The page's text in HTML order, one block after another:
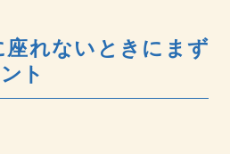
座れないときにまず
ト